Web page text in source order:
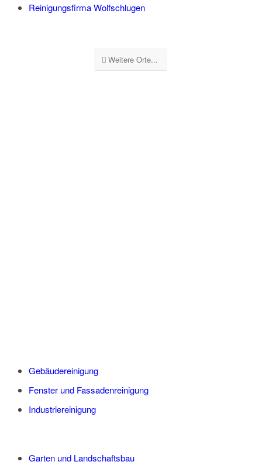
Reinigungsfirma Wolfschlugen
Weitere Orte...
Gebäudereinigung
Fenster und Fassadenreinigung
Industriereinigung
Garten und Landschaftsbau